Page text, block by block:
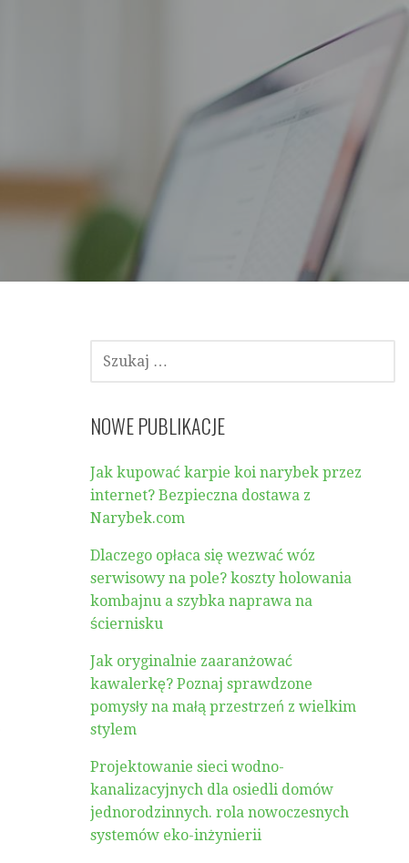
SZUKAJ:
NOWE PUBLIKACJE
Jak kupować karpie koi narybek przez
internet? Bezpieczna dostawa z
Narybek.com
Dlaczego opłaca się wezwać wóz
serwisowy na pole? koszty holowania
kombajnu a szybka naprawa na
ściernisku
Jak oryginalnie zaaranżować
kawalerkę? Poznaj sprawdzone
pomysły na małą przestrzeń z wielkim
stylem
Projektowanie sieci wodno-
kanalizacyjnych dla osiedli domów
jednorodzinnych. rola nowoczesnych
systemów eko-inżynierii